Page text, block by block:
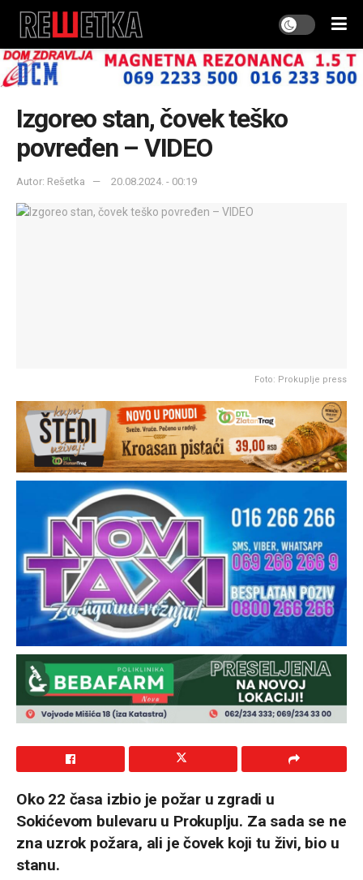
Izgoreo stan, čovek teško
povređen – VIDEO
Autor: Rešetka 20.08.2024. - 00:19
Foto: Prokuplje press
Oko 22 časa izbio je požar u zgradi u
Sokićevom bulevaru u Prokuplju. Za sada se ne
zna uzrok požara, ali je čovek koji tu živi, bio u
stanu.